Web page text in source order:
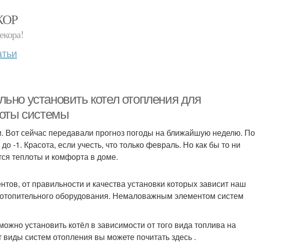
установить котел отопления для
системы
сейчас передавали прогноз погоды на ближайшую неделю. По
-1. Красота, если учесть, что только февраль. Но как бы то ни
теплоты и комфорта в доме.
от правильности и качества установки которых зависит наш
оборудования. Немаловажным элементом систем
установить котёл в зависимости от того вида топлива на
систем отопления вы можете почитать здесь .